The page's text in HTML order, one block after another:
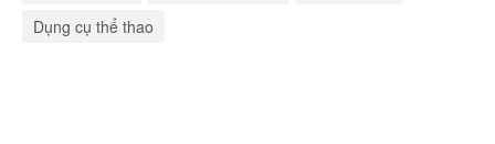
Dụng cụ thể thao